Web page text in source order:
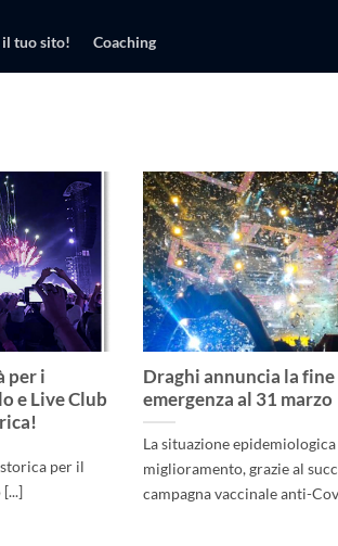
il tuo sito! Coaching
per i
e Live Club
per il
Draghi annuncia la
emergenza al 31 marzo
La situazione
miglioramento, grazie al
campagna vaccinale anti-